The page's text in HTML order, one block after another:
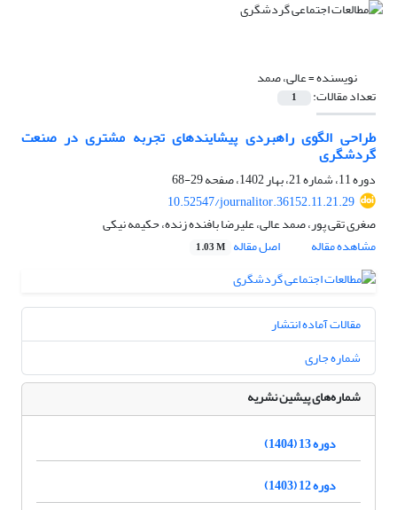
نویسنده =عالی، صمد
تعداد مقالات: 1
طراحی الگوی راهبردی پیشایندهای تجربه مشتری در صنعت
گردشگری
دوره 11، شماره 21، بهار 1402، صفحه
29-68
10.52547/journalitor.36152.11.21.29
صغری تقی پور، صمد عالی، علیرضا بافنده زنده، حکیمه نیکی
مشاهده مقاله
اصل مقاله 1.03 M
مقالات آماده انتشار
شماره جاری
شماره‌های پیشین نشریه
دوره 13 (1404)
دوره 12 (1403)